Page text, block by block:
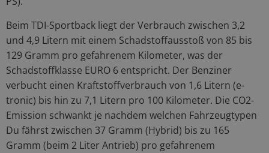
Beim TDI-Sportback liegt der Verbrauch zwischen 3,2
und 4,9 Litern mit einem Schadstoffausstoß von 85 bis
129 Gramm pro gefahrenem Kilometer, was der
Schadstoffklasse EURO 6 entspricht. Der Benziner
verbucht einen Kraftstoffverbrauch von 1,6 Litern (e-
tronic) bis hin zu 7,1 Litern pro 100 Kilometer. Die CO2-
Emission schwankt je nachdem welchen Fahrzeugtypen
Du fährst zwischen 37 Gramm (Hybrid) bis zu 165
Gramm (beim 2 Liter Antrieb) pro gefahrenem